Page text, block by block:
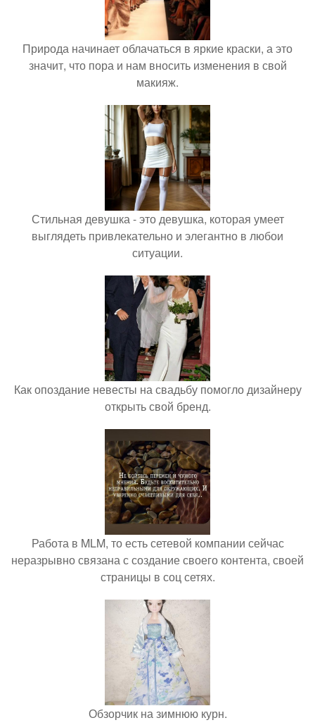
Природа начинает облачаться в яркие краски, а это
значит, что пора и нам вносить изменения в свой
макияж.
Стильная девушка - это девушка, которая умеет
выглядеть привлекательно и элегантно в любои
ситуации.
Как опоздание невесты на свадьбу помогло дизайнеру
открыть свой бренд.
Работа в MLM, то есть сетевой компании сейчас
неразрывно связана с создание своего контента, своей
страницы в соц сетях.
Обзорчик на зимнюю курн.